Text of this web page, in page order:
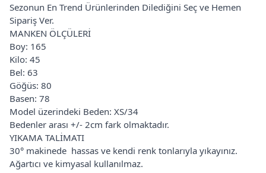
Sezonun En Trend Ürünlerinden Dilediğini Seç ve Hemen
Sipariş Ver.
MANKEN ÖLÇÜLERİ
Boy: 165
Kilo: 45
Bel: 63
Göğüs: 80
Basen: 78
Model üzerindeki Beden: XS/34
Bedenler arası +/- 2cm fark olmaktadır.
YIKAMA TALİMATI
30° makinede hassas ve kendi renk tonlarıyla yıkayınız.
Ağartıcı ve kimyasal kullanılmaz.